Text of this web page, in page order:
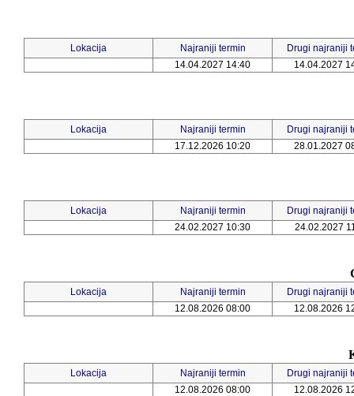
Lokacija Najraniji termin
Drugi najraniji
14.04.2027 14:40
14.04.2027
Lokacija Najraniji termin
Drugi najraniji
17.12.2026 10:20
28.01.2027
Lokacija Najraniji termin
Drugi najraniji
24.02.2027 10:30
24.02.2027
Lokacija Najraniji termin
Drugi najraniji
12.08.2026 08:00
12.08.2026
Lokacija Najraniji termin
Drugi najraniji
12.08.2026 08:00
12.08.2026